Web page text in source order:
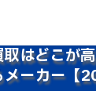
はどこが
ーカー【